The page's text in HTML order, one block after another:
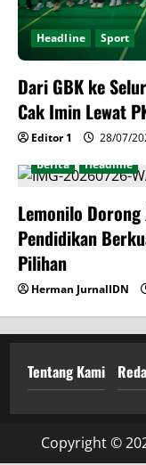
Headline Sport
Dari GBK ke
Cak Imin Lewat
Editor 1 28/07/
Berita
Headline
Lemonilo
Pendidikan
Pilihan
Herman JurnalIDN
Tentang Kami
Copyright ©